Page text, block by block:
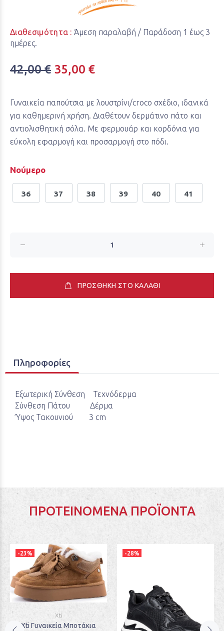
Διαθεσιμότητα :Άμεση παραλαβή / Παράδoση 1 έως 3
ημέρες.
42,00 € 35,00 €
Γυναικεία παπούτσια με λουστρίνι/croco σχέδιο, ιδανικά
για καθημερινή χρήση. Διαθέτουν δερμάτινο πάτο και
αντιολισθητική σόλα. Με φερμουάρ και κορδόνια για
εύκολη εφαρμογή και προσαρμογή στο πόδι.
Νούμερο
36 37 38 39 40 41
ΠΡΟΣΘΗΚΗ ΣΤΟ ΚΑΛΑΘΙ
Πληροφορίες
Εξωτερική Σύνθεση Τεχνόδερμα
Σύνθεση Πάτου Δέρμα
Ύψος Τακουνιού 3 cm
ΠΡΟΤΕΙΝΌΜΕΝΑ ΠΡΟΪΌΝΤΑ
-23%
Xti
Xti Γυναικεία Μποτάκια
-28%